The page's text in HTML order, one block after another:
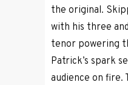
the original.
with his three
tenor powering
Patrick’s spark
audience on fire.